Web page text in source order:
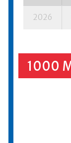
2026
1000